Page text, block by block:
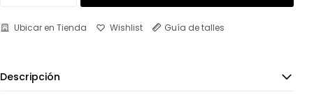
Ubicar en Tienda Guía de talles
Descripción